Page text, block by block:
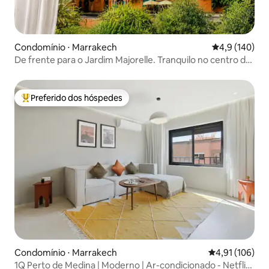
Condomínio ⋅ Marrakech 4,9 de uma
4,9 (140)
De frente para o Jardim Majorelle. Tranquilo no centro da
Entre os melhores preferidos dos hóspedes
Preferido dos hóspedes
Condomínio ⋅ Marrakech 4,91 de uma
4,91 (106)
1Q Perto de Medina | Moderno | Ar-condicionado - Netflix